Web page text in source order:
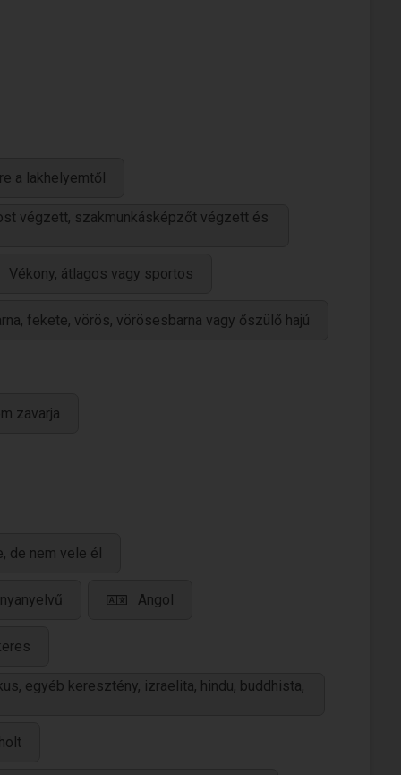
a lakhelyemtől
végzett, szakmunkásképzőt végzett és
Vékony, átlagos vagy sportos
fekete, vörös, vörösesbarna vagy őszülő hajú
zavarja
de nem vele él
Angol
egyéb keresztény, izraelita, hindu, buddhista,